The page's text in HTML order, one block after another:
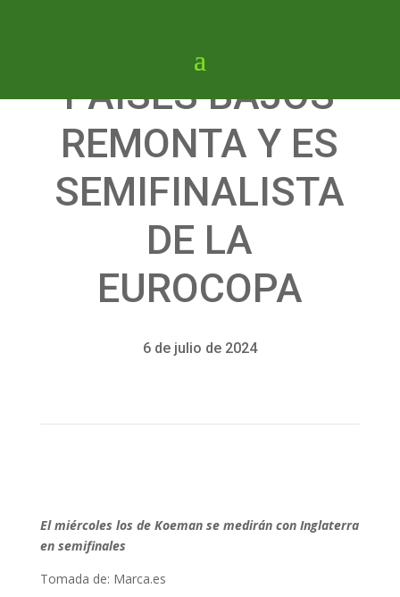
PAÍSES BAJOS
REMONTA Y ES
SEMIFINALISTA
DE LA
EUROCOPA
6 de julio de 2024
El miércoles los de Koeman se medirán con Inglaterra
en semifinales
Tomada de: Marca.es